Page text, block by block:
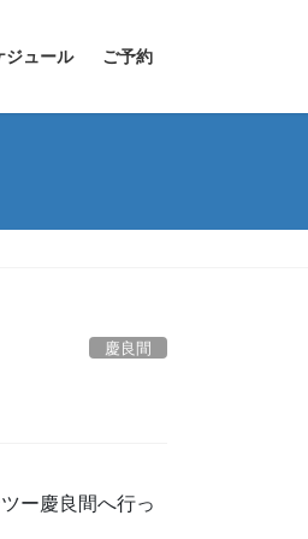
ジュール ご予約
慶良間
ー慶良間へ行っ